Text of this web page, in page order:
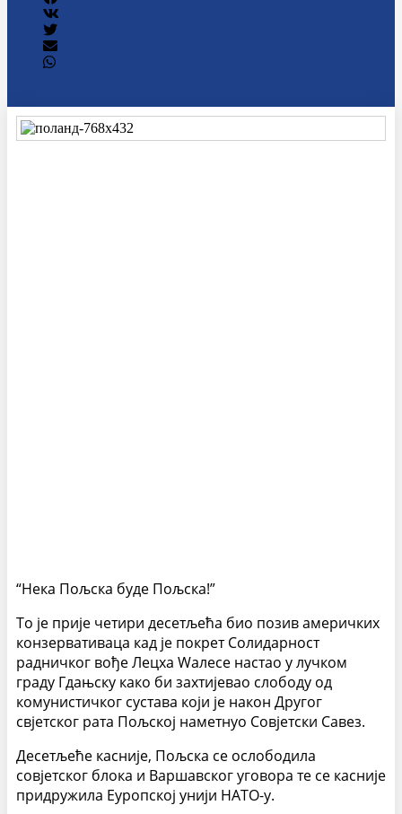
“Нека Пољска буде Пољска!”
То је прије четири десетљећа био позив америчких
конзервативаца кад је покрет Солидарност
радничког вође Лецха Wалесе настао у лучком
граду Гдањску како би захтијевао слободу од
комунистичког сустава који је након Другог
свјетског рата Пољској наметнуо Совјетски Савез.
Десетљеће касније, Пољска се ослободила
совјетског блока и Варшавског уговора те се касније
придружила Еуропској унији НАТО-у.